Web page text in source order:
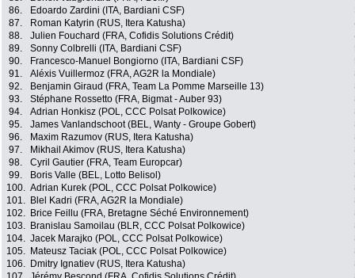
86.
Edoardo Zardini (ITA, Bardiani CSF)
87.
Roman Katyrin (RUS, Itera Katusha)
88.
Julien Fouchard (FRA, Cofidis Solutions Crédit)
89.
Sonny Colbrelli (ITA, Bardiani CSF)
90.
Francesco-Manuel Bongiorno (ITA, Bardiani CSF)
91.
Aléxis Vuillermoz (FRA, AG2R la Mondiale)
92.
Benjamin Giraud (FRA, Team La Pomme Marseille 13)
93.
Stéphane Rossetto (FRA, Bigmat - Auber 93)
94.
Adrian Honkisz (POL, CCC Polsat Polkowice)
95.
James Vanlandschoot (BEL, Wanty - Groupe Gobert)
96.
Maxim Razumov (RUS, Itera Katusha)
97.
Mikhail Akimov (RUS, Itera Katusha)
98.
Cyril Gautier (FRA, Team Europcar)
99.
Boris Valle (BEL, Lotto Belisol)
100. Adrian Kurek (POL, CCC Polsat Polkowice)
101.
Blel Kadri (FRA, AG2R la Mondiale)
102.
Brice Feillu (FRA, Bretagne Séché Environnement)
103.
Branislau Samoilau (BLR, CCC Polsat Polkowice)
104. Jacek Marajko (POL, CCC Polsat Polkowice)
105.
Mateusz Taciak (POL, CCC Polsat Polkowice)
106.
Dmitry Ignatiev (RUS, Itera Katusha)